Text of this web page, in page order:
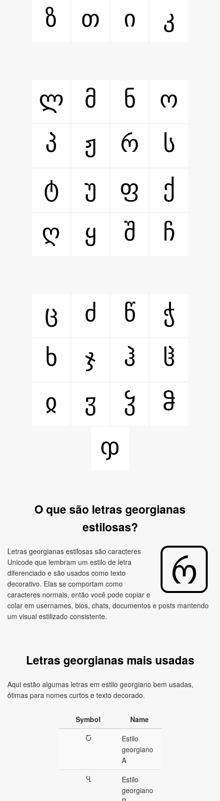
ზ თ ი კ
ლ მ ნ
ო
პ
ჟ რ
ს
ტ
უ ფ
ქ
ღ
ყ შ ჩ
ც ძ წ
ჭ
ხ
ჯ ჰ
ჱ
ჲ
ჳ ჴ
ჵ
ჶ
O que são letras georgianas
estilosas?
Letras georgianas estilosas são caracteres
Unicode que lembram um estilo de letra
diferenciado e são usados como texto
decorativo. Elas se comportam como
caracteres normais, então você pode copiar e
colar em usernames, bios, chats, documentos e posts mantendo
um visual estilizado consistente.
Letras georgianas mais usadas
Aqui estão algumas letras em estilo georgiano bem usadas,
ótimas para nomes curtos e texto decorado.
Symbol
Name
Ⴀ
Estilo
georgiano
A
Ⴁ
Estilo
georgiano